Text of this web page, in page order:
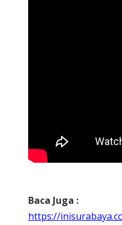
Baca Juga :
https://